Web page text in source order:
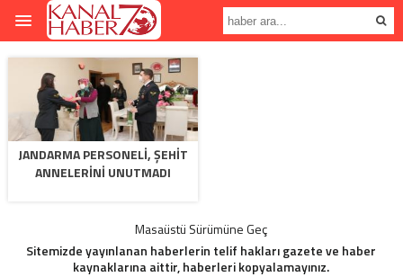
JANDARMA PERSONELI, ŞEHIT
ANNELERINI UNUTMADI
Masaüstü Sürümüne Geç
Sitemizde yayınlanan haberlerin telif hakları gazete ve haber
kaynaklarına aittir, haberleri kopyalamayınız.